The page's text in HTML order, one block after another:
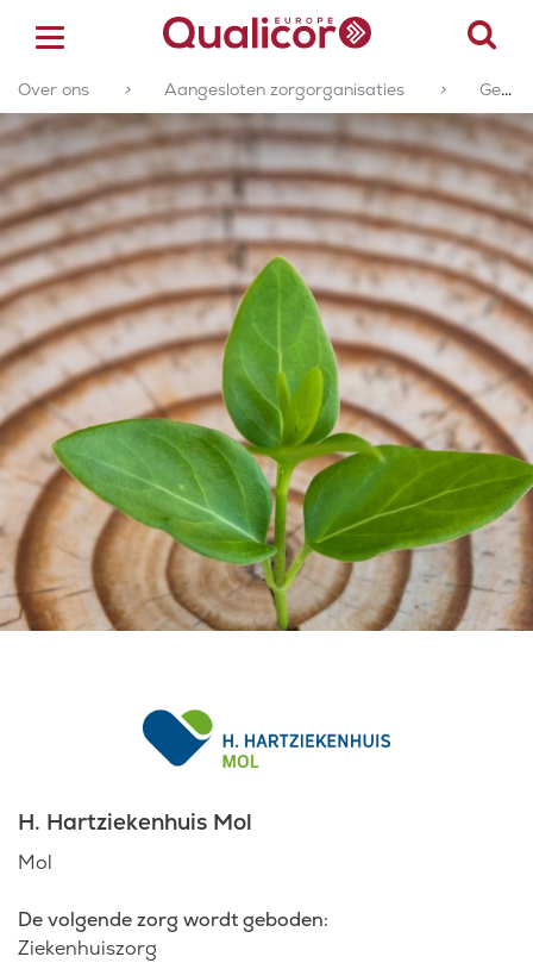
ACCREDITATIE
CERTIFICERING
ACADEMY
ZORGSECTOREN
OVER ONS
CONTACT
Laatste nieuws
Werken bij
Over ons > Aangesloten zorgorganisaties > Geaccrediteerde of gecertificeerde zorgorganisaties
H. Hartziekenhuis Mol
Mol
De volgende zorg wordt geboden:
Ziekenhuiszorg